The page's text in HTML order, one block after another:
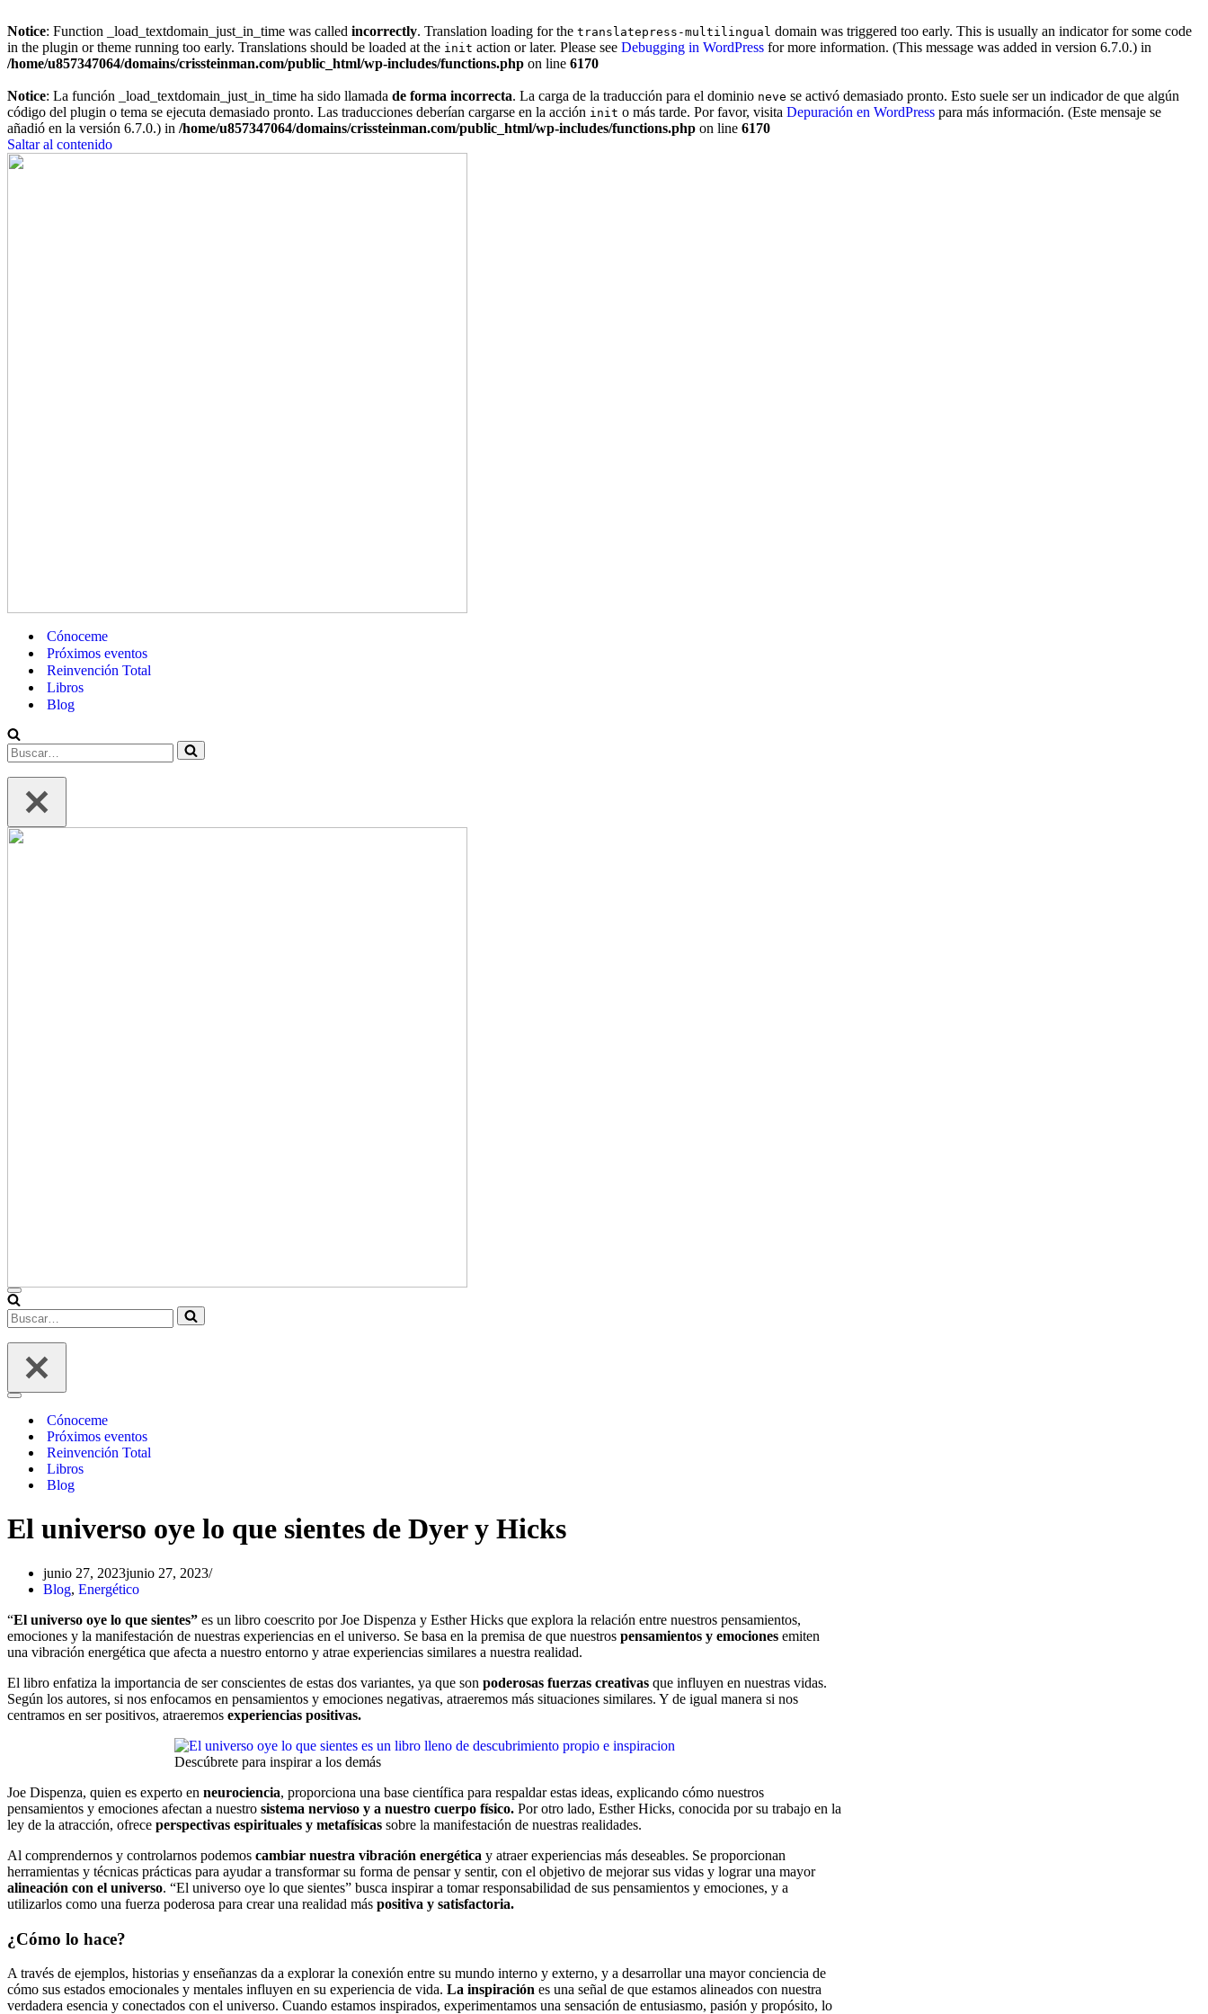
Notice: Function _load_textdomain_just_in_time was called incorrectly. Translation loading for the translatepress-multilingual domain was triggered too early. This is usually an indicator for some code
in the plugin or theme running too early. Translations should be loaded at the init action or later. Please see Debugging in WordPress for more information. (This message was added in version 6.7.0.) in
/home/u857347064/domains/crissteinman.com/public_html/wp-includes/functions.php on line 6170
Notice: La función _load_textdomain_just_in_time ha sido llamada de forma incorrecta. La carga de la traducción para el dominio neve se activó demasiado pronto. Esto suele ser un indicador de que algún
código del plugin o tema se ejecuta demasiado pronto. Las traducciones deberían cargarse en la acción init o más tarde. Por favor, visita Depuración en WordPress para más información. (Este mensaje se
añadió en la versión 6.7.0.) in /home/u857347064/domains/crissteinman.com/public_html/wp-includes/functions.php on line 6170
Saltar al contenido
Cónoceme
Próximos eventos
Reinvención Total
Libros
Blog
Buscar…
Menú
de
navegación
Buscar…
Menú
navegación
Cónoceme
Próximos eventos
Reinvención Total
Libros
Blog
El universo oye lo que sientes de Dyer y Hicks
junio 27, 2023junio 27, 2023
Blog, Energético
“El universo oye lo que sientes” es un libro coescrito por Joe Dispenza y Esther Hicks que explora la relación entre nuestros pensamientos,
emociones y la manifestación de nuestras experiencias en el universo. Se basa en la premisa de que nuestros pensamientos y emociones emiten
una vibración energética que afecta a nuestro entorno y atrae experiencias similares a nuestra realidad.
El libro enfatiza la importancia de ser conscientes de estas dos variantes, ya que son poderosas fuerzas creativas que influyen en nuestras vidas.
Según los autores, si nos enfocamos en pensamientos y emociones negativas, atraeremos más situaciones similares. Y de igual manera si nos
centramos en ser positivos, atraeremos experiencias positivas.
Descúbrete para inspirar a los demás
Joe Dispenza, quien es experto en neurociencia, proporciona una base científica para respaldar estas ideas, explicando cómo nuestros
pensamientos y emociones afectan a nuestro sistema nervioso y a nuestro cuerpo físico. Por otro lado, Esther Hicks, conocida por su trabajo en la
ley de la atracción, ofrece perspectivas espirituales y metafísicas sobre la manifestación de nuestras realidades.
Al comprendernos y controlarnos podemos cambiar nuestra vibración energética y atraer experiencias más deseables. Se proporcionan
herramientas y técnicas prácticas para ayudar a transformar su forma de pensar y sentir, con el objetivo de mejorar sus vidas y lograr una mayor
alineación con el universo. “El universo oye lo que sientes” busca inspirar a tomar responsabilidad de sus pensamientos y emociones, y a
utilizarlos como una fuerza poderosa para crear una realidad más positiva y satisfactoria.
¿Cómo lo hace?
A través de ejemplos, historias y enseñanzas da a explorar la conexión entre su mundo interno y externo, y a desarrollar una mayor conciencia de
cómo sus estados emocionales y mentales influyen en su experiencia de vida. La inspiración es una señal de que estamos alineados con nuestra
verdadera esencia y conectados con el universo. Cuando estamos inspirados, experimentamos una sensación de entusiasmo, pasión y propósito, lo